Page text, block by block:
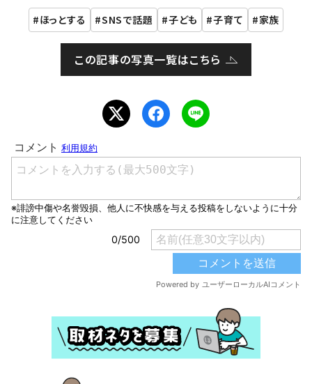
ほっとする SNSで話題 子ども 子育て 家族
この記事の写真一覧はこちら